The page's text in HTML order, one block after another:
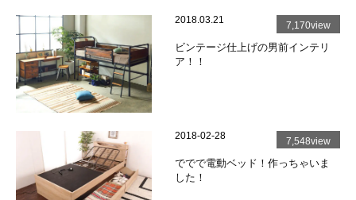
7,170view
2018.03.21
ビンテージ仕上げの男前インテリ
ア！！
7,548view
2018-02-28
ででで電動ベッド！作っちゃいま
した！